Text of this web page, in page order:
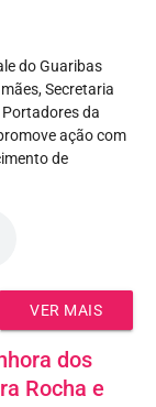
do Guaribas
Secretaria
da
ação com
de
VER MAIS
dos
Rocha e